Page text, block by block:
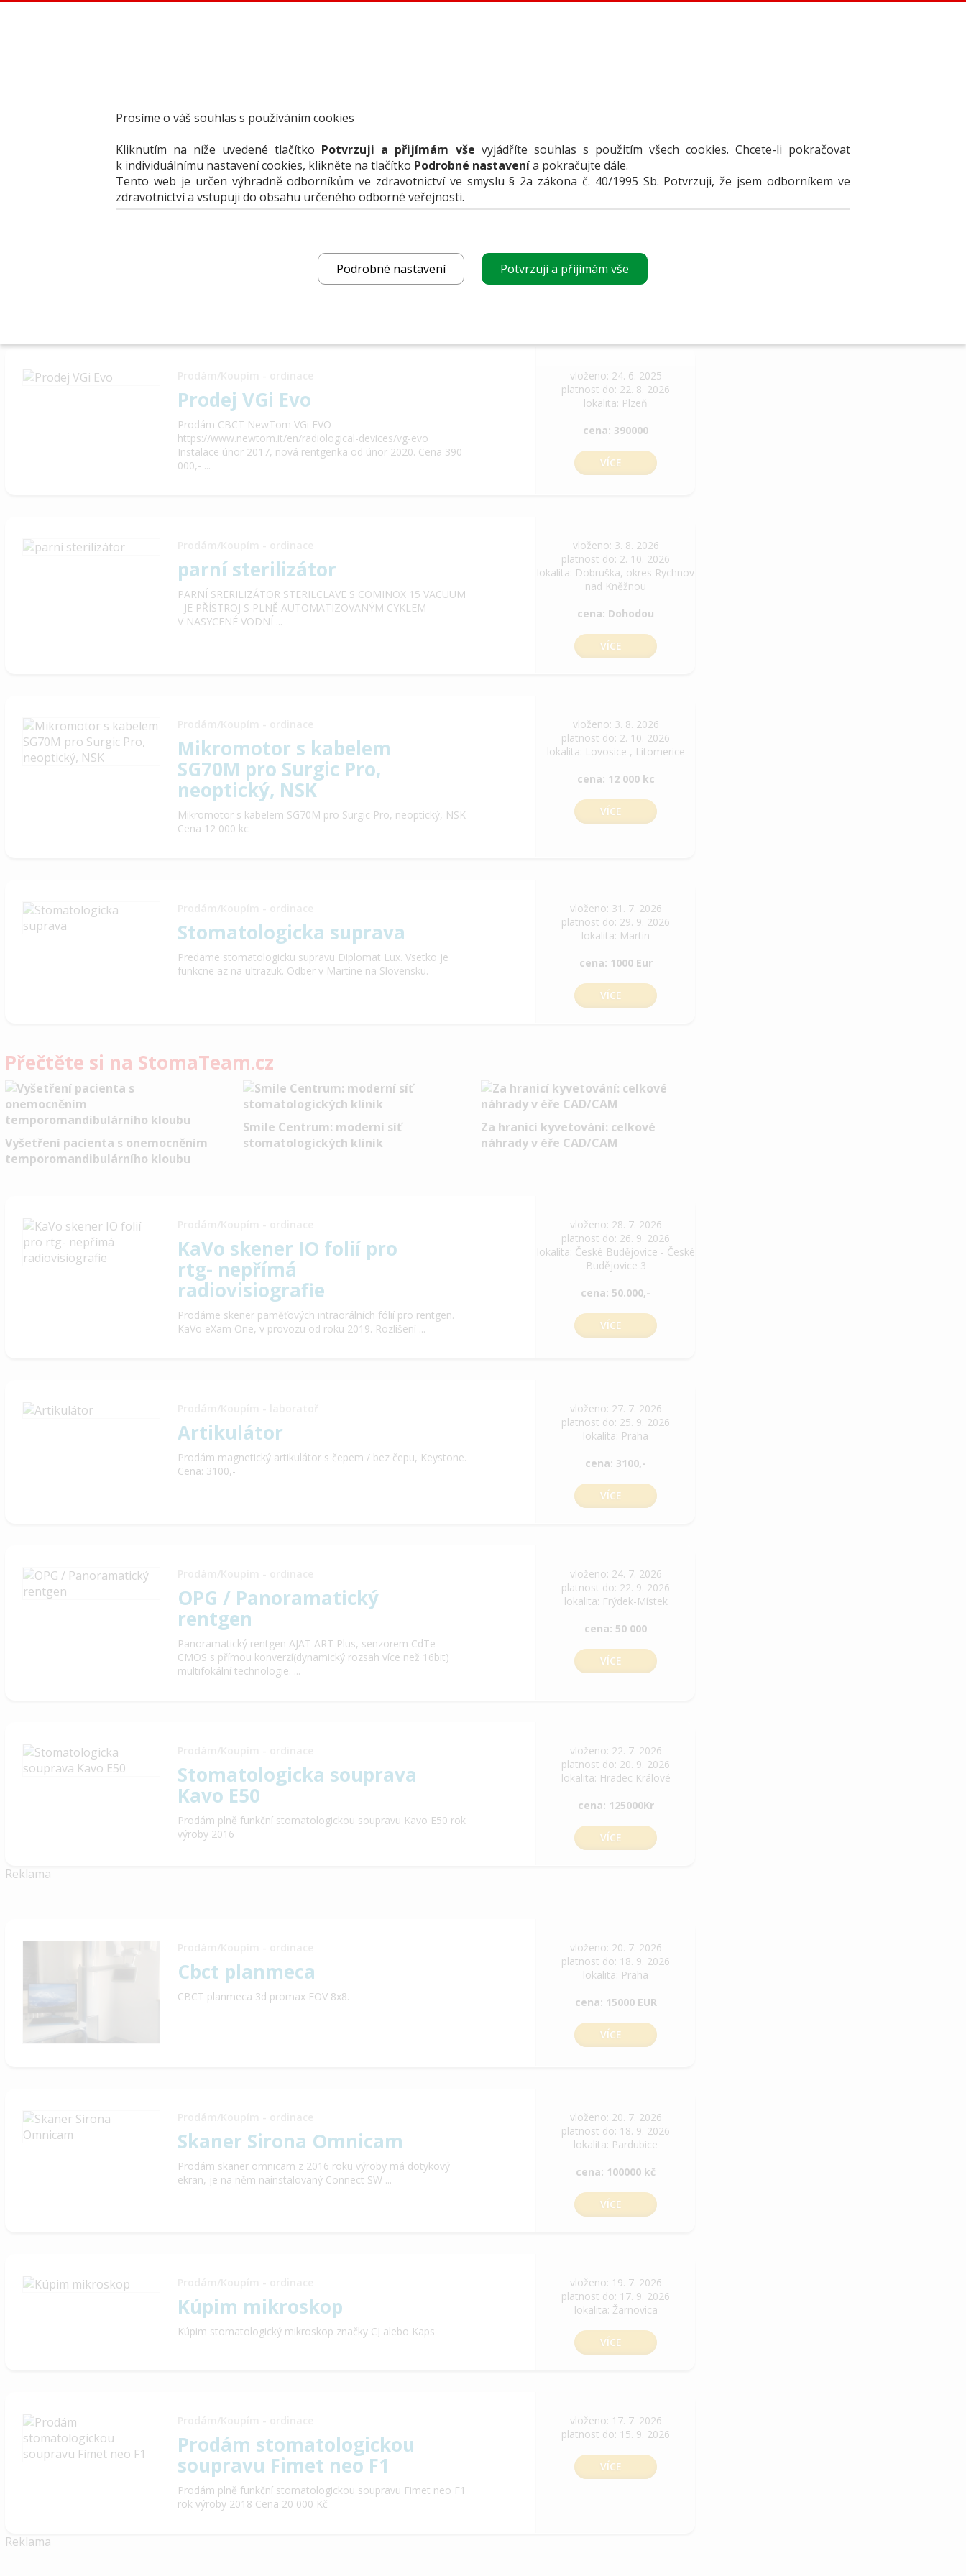
Předplatné / el. verze časopisů
VLOŽIT INZERÁT
Přihlásit
Jak portál funguje
Prodej VGi Evo
Prodám CBCT NewTom VGi EVO
https://www.newtom.it/en/radiological-devices/vg-evo
Instalace únor 2017, nová rentgenka od únor 2020. Cena 390
000,- ...
vloženo: 24. 6. 2025
platnost do: 22. 8. 2026
lokalita: Plzeň
cena: 390000
VÍCE
parní sterilizátor
PARNÍ SRERILIZÁTOR STERILCLAVE S COMINOX 15 VACUUM
- JE PŘÍSTROJ S PLNĚ AUTOMATIZOVANÝM CYKLEM
V NASYCENÉ VODNÍ ...
vloženo: 3. 8. 2026
platnost do: 2. 10. 2026
lokalita: Dobruška, okres Rychnov
nad Kněžnou
cena: Dohodou
VÍCE
Mikromotor s kabelem
SG70M pro Surgic Pro,
neoptický, NSK
Mikromotor s kabelem SG70M pro Surgic Pro, neoptický, NSK
Cena 12 000 kc
vloženo: 3. 8. 2026
platnost do: 2. 10. 2026
lokalita: Lovosice , Litomerice
cena: 12 000 kc
VÍCE
Stomatologicka suprava
Predame stomatologicku supravu Diplomat Lux. Vsetko je
funkcne az na ultrazuk. Odber v Martine na Slovensku.
vloženo: 31. 7. 2026
platnost do: 29. 9. 2026
lokalita: Martin
cena: 1000 Eur
VÍCE
Přečtěte si na StomaTeam.cz
Vyšetření pacienta s onemocněním
temporomandibulárního kloubu
Smile Centrum: moderní síť
stomatologických klinik
Za hranicí kyvetování: celkové
náhrady v éře CAD/CAM
KaVo skener IO folií pro
rtg- nepřímá
radiovisiografie
Prodáme skener paměťových intraorálních fólií pro rentgen.
KaVo eXam One, v provozu od roku 2019. Rozlišení ...
vloženo: 28. 7. 2026
platnost do: 26. 9. 2026
lokalita: České Budějovice - České
Budějovice 3
cena: 50.000,-
VÍCE
Artikulátor
Prodám magnetický artikulátor s čepem / bez čepu, Keystone.
Cena: 3100,-
vloženo: 27. 7. 2026
platnost do: 25. 9. 2026
lokalita: Praha
cena: 3100,-
VÍCE
OPG / Panoramatický
rentgen
Panoramatický rentgen AJAT ART Plus, senzorem CdTe-
CMOS s přímou konverzí(dynamický rozsah více než 16bit)
multifokální technologie. ...
vloženo: 24. 7. 2026
platnost do: 22. 9. 2026
lokalita: Frýdek-Místek
cena: 50 000
VÍCE
Stomatologicka souprava
Kavo E50
Prodám plně funkční stomatologickou soupravu Kavo E50 rok
výroby 2016
vloženo: 22. 7. 2026
platnost do: 20. 9. 2026
lokalita: Hradec Králové
cena: 125000Kr
VÍCE
Reklama
Cbct planmeca
CBCT planmeca 3d promax FOV 8x8.
vloženo: 20. 7. 2026
platnost do: 18. 9. 2026
lokalita: Praha
cena: 15000 EUR
VÍCE
Skaner Sirona Omnicam
Prodám skaner omnicam z 2016 roku výroby má dotykový
ekran, je na něm nainstalovaný Connect SW ...
vloženo: 20. 7. 2026
platnost do: 18. 9. 2026
lokalita: Pardubice
cena: 100000 kč
VÍCE
Kúpim mikroskop
Kúpim stomatologický mikroskop značky CJ alebo Kaps
vloženo: 19. 7. 2026
platnost do: 17. 9. 2026
lokalita: Žarnovica
VÍCE
Prodám stomatologickou
soupravu Fimet neo F1
Prodám plně funkční stomatologickou soupravu Fimet neo F1
rok výroby 2018 Cena 20 000 Kč
vloženo: 17. 7. 2026
platnost do: 15. 9. 2026
VÍCE
Reklama
Prosíme o váš souhlas s používáním cookies
Kliknutím na níže uvedené tlačítko Potvrzuji a přijímám vše vyjádříte souhlas s použitím všech cookies. Chcete-li pokračovat
k individuálnímu nastavení cookies, klikněte na tlačítko Podrobné nastavenía pokračujte dále.
Tento web je určen výhradně odborníkům ve zdravotnictví ve smyslu § 2a zákona č. 40/1995 Sb. Potvrzuji, že jsem odborníkem ve
zdravotnictví a vstupuji do obsahu určeného odborné veřejnosti.
Podrobné nastavení Potvrzuji a přijímám vše